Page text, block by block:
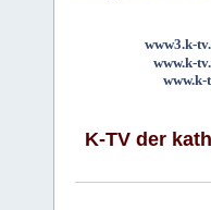
www3.k-
www.k-
www.k-
K-TV der